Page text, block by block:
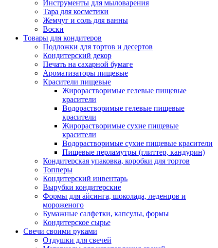
Инструменты для мыловарения
Тара для косметики
Жемчуг и соль для ванны
Воски
Товары для кондитеров
Подложки для тортов и десертов
Кондитерский декор
Печать на сахарной бумаге
Ароматизаторы пищевые
Красители пищевые
Жирорастворимые гелевые пищевые
красители
Водорастворимые гелевые пищевые
красители
Жирорастворимые сухие пищевые
красители
Водорастворимые сухие пищевые красители
Пищевые перламутры (глиттер, кандурин)
Кондитерская упаковка, коробки для тортов
Топперы
Кондитерский инвентарь
Вырубки кондитерские
Формы для айсинга, шоколада, леденцов и
мороженого
Бумажные салфетки, капсулы, формы
Кондитерское сырье
Свечи своими руками
Отдушки для свечей